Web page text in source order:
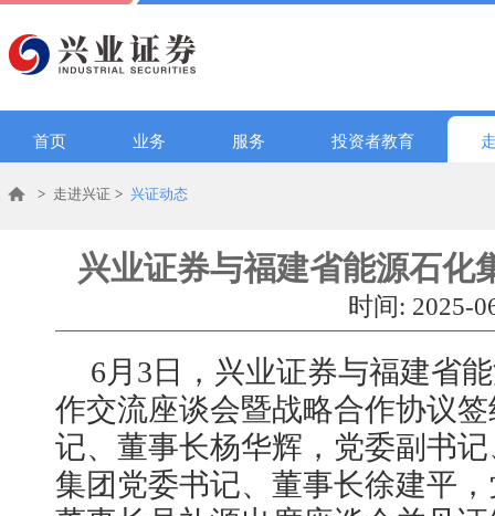
首页 业务 服务 投资者教育
> 走进兴证 > 兴证动态
兴业证券与福建省能源石化
时间: 2025-
6月3日，兴业证券与福建省
作交流座谈会暨战略合作协议
记、董事长杨华辉，党委副书
集团党委书记、董事长徐建平